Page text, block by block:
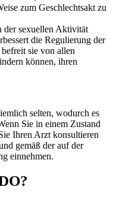
zum Geschlechtsakt zu
der sexuellen Aktivität
die Regulierung der
sie von allen
können, ihren
selten, wodurch es
Sie in einem Zustand
Ihren Arzt konsultieren
gemäß der auf der
einnehmen.